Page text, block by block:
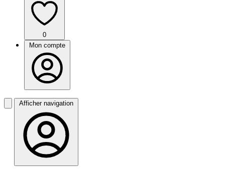
0
Mon compte
Afficher navigation